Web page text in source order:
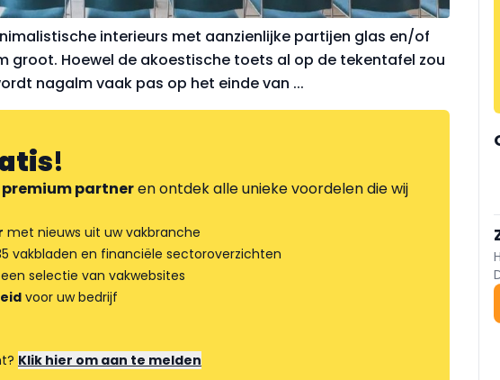
interieurs met aanzienlijke partijen glas en/of
groot. Hoewel de akoestische toets al op de tekentafel zou
nagalm vaak pas op het einde van ...
!
premium partneren ontdek alle unieke voordelen die wij
met nieuws uit uw vakbranche
vakbladen en financiële sectoroverzichten
selectie van vakwebsites
voor uw bedrijf
Klik hier om aan te melden